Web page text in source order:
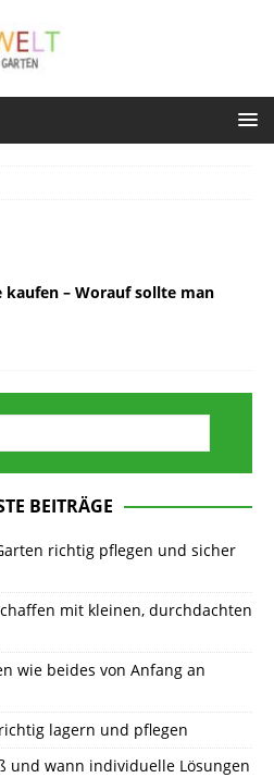
kaufen – Worauf sollte man
BEITRÄGE
richtig pflegen und sicher
mit kleinen, durchdachten
wie beides von Anfang an
lagern und pflegen
und wann individuelle Lösungen